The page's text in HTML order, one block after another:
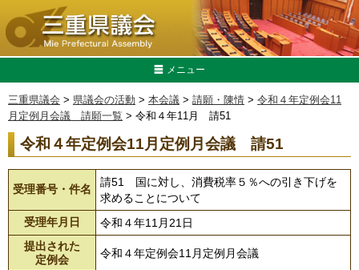
メニュー
三重県議会 > 県議会の活動 > 本会議 > 請願・陳情 > 令和４年定例会11
月定例月会議 請願一覧 > 令和４年11月 請51
令和４年定例会11月定例月会議 請51
受理番号・件名
請51 国に対し、消費税率５％への引き下げを
求めることについて
受理年月日
令和４年11月21日
提出された
定例会
令和４年定例会11月定例月会議